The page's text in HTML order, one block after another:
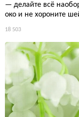
— делайте всё
око и не хороните
18 503